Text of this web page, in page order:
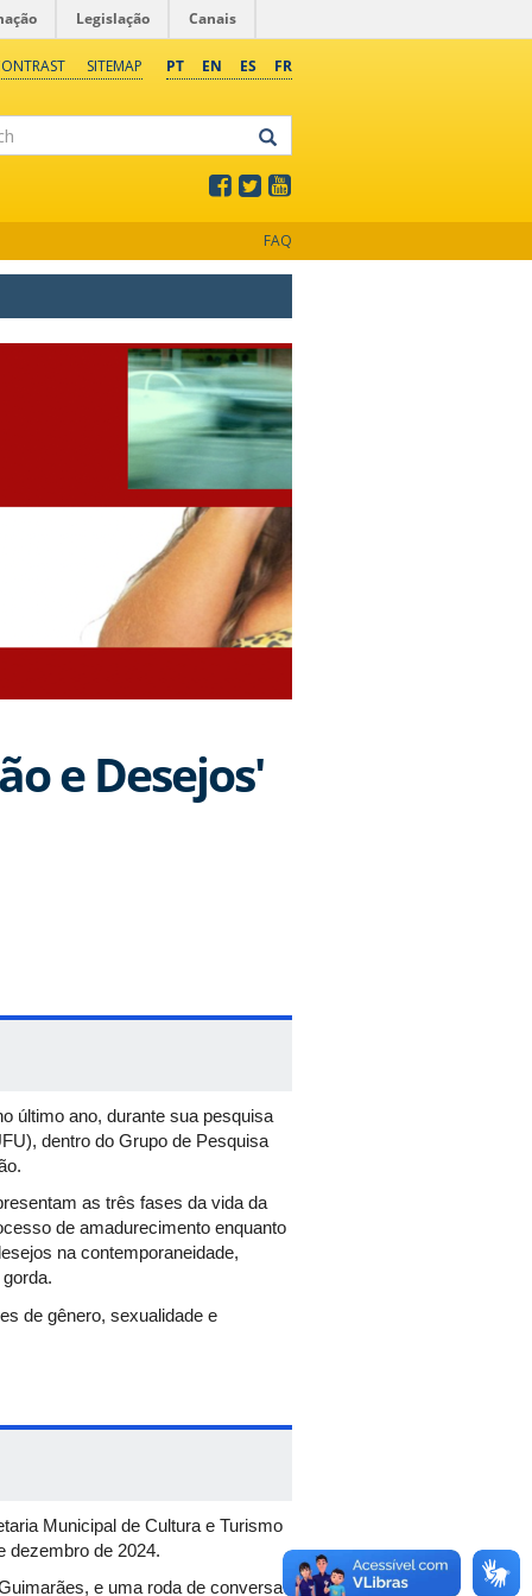
Legislação Canais
PT EN ES FR
SITEMAP
FAQ
e Desejos'
último ano, durante sua pesquisa
dentro do Grupo de Pesquisa
as três fases da vida da
de amadurecimento enquanto
na contemporaneidade,
de gênero, sexualidade e
além de assuntos comuns como
Municipal de Cultura e Turismo
dezembro de 2024.
e uma roda de conversa